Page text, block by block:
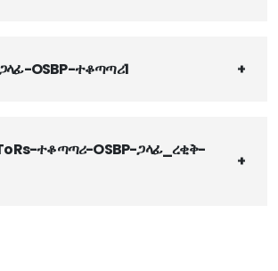
OSBP-ተቆጣጣሪ1
ተቆጣጣሪ-OSBP-ጋላፊ_ረቂቅ-